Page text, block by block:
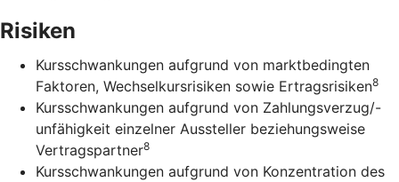
Risiken
Kursschwankungen aufgrund von marktbedingten
Faktoren, Wechselkursrisiken sowie Ertragsrisiken8
Kursschwankungen aufgrund von Zahlungsverzug/-
unfähigkeit einzelner Aussteller beziehungsweise
Vertragspartner8
Kursschwankungen aufgrund von Konzentration des